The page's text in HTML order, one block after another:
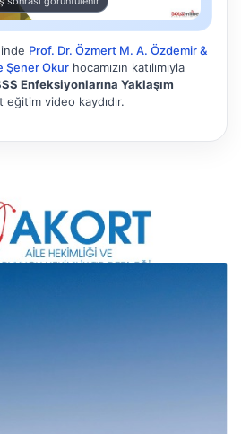
Prof. Dr. Özmert M. A. Özdemir &
Şener Okur hocamızın katılımıyla
Enfeksiyonlarına Yaklaşım
eğitim video kaydıdır.